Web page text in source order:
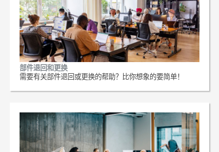
部件退回和更换
需要有关部件退回或更换的帮助？比你想象的要简单！